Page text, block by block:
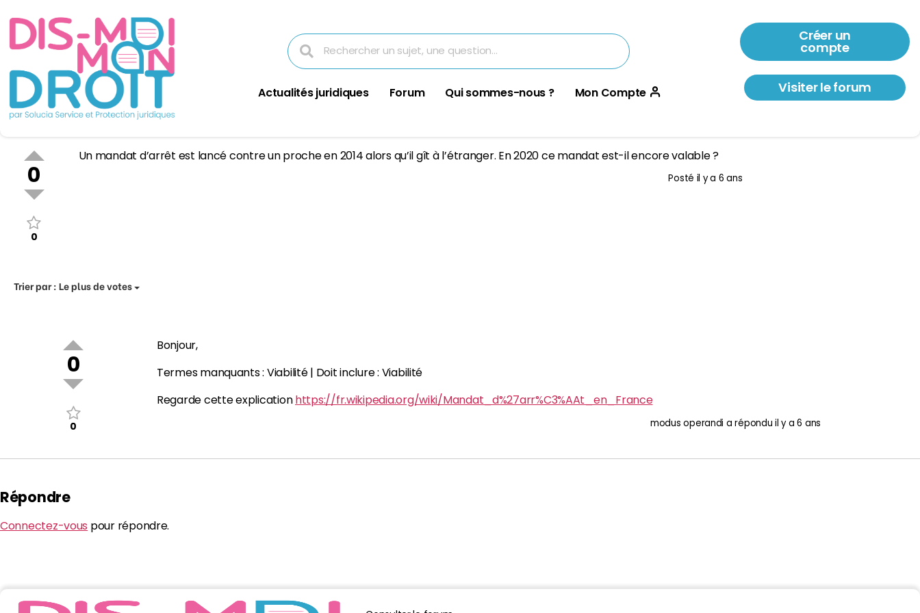
Actualités juridiques Forum Qui sommes-nous ? Mon Compte
Créer un
compte
Visiter le forum
0
0
Un mandat d’arrêt est lancé contre un proche en 2014 alors qu’il gît à l’étranger. En 2020 ce mandat est-il encore valable ?
Posté il y a 6 ans
Trier par :Le plus de votes
0
0
Bonjour,
Termes manquants : Viabilité | Doit inclure : Viabilité
Regarde cette explicationhttps://fr.wikipedia.org/wiki/Mandat_d%27arr%C3%AAt_en_France
modus operandi a réponduil y a 6 ans
Répondre
Connectez-vous pour répondre.